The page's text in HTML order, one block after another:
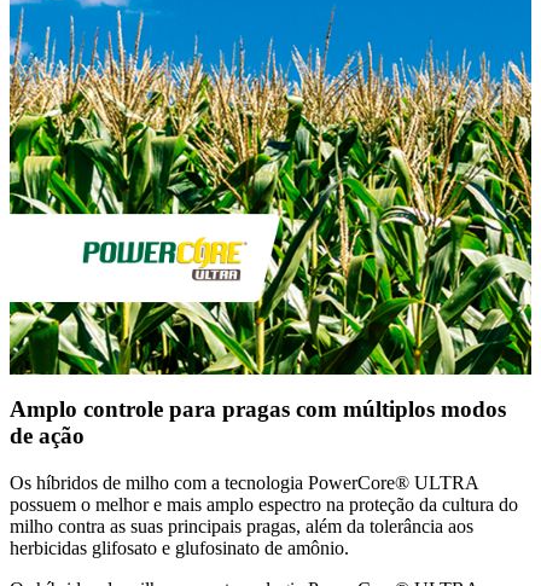
Amplo controle para pragas com múltiplos modos
de ação
Os híbridos de milho com a tecnologia PowerCore® ULTRA
possuem o melhor e mais amplo espectro na proteção da cultura do
milho contra as suas principais pragas, além da tolerância aos
herbicidas glifosato e glufosinato de amônio.